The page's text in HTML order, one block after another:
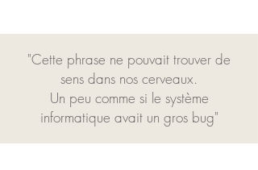
"Cette phrase ne pouvait trouver de
sens dans nos cerveaux.
Un peu comme si le système
informatique avait un gros bug"